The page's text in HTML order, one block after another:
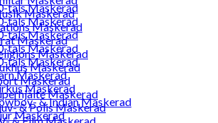
Maskerad
Maskerad
Maskerad
Maskerad
Maskerad
Maskerad
Maskerad
& Polis Maskerad
tals Maskerad
tals Maskerad
tals Maskerad
tals Maskerad
tals Maskerad
Maskerad
Maskerad
& Indian Maskerad
Maskerad